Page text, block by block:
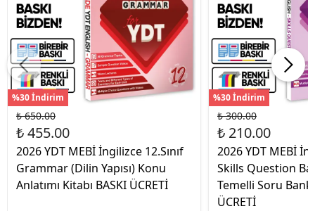
%30 İndirim
₺ 650.00
₺ 455.00
2026 YDT MEBİ İngilizce 12.Sınıf
Grammar (Dilin Yapısı) Konu
Anlatımı Kitabı BASKI ÜCRETİ
%30 İndirim
₺ 300.00
₺ 210.00
2026 YDT MEBİ
Skills Question
Temelli Soru
ÜCRETİ